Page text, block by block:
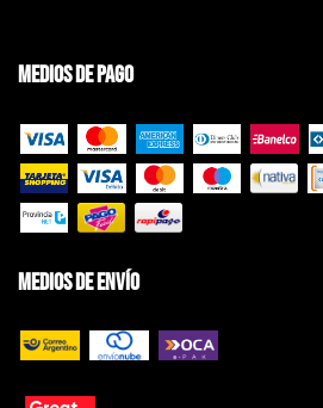
Medios de pago
Medios de envío